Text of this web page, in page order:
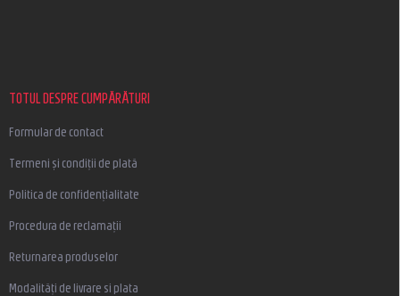
TOTUL DESPRE CUMPĂRĂTURI
Formular de contact
Termeni și condiții de plată
Politica de confidențialitate
Procedura de reclamații
Returnarea produselor
Modalități de livrare si plata